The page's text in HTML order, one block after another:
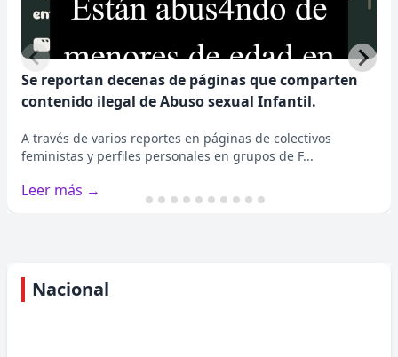
Se reportan decenas de páginas que comparten
contenido ilegal de Abuso sexual Infantil.
A través de varios reportes en páginas de colectivos
feministas y perfiles personales en grupos de F...
Leer más →
Nacional
"𝗦𝗼𝘆 𝗟𝘂𝗻𝗮" 𝗰𝗼𝗻 𝘂𝗻𝗮 𝗻𝘂𝗲𝘃𝗮
▪️𝙆𝙖𝙧𝙤𝙡 𝙎𝙚𝙫𝙞𝙡𝙡𝙖, 𝙈𝙞𝙘𝙝𝙖𝙚𝙡 𝙍𝙤𝙣𝙙𝙖 𝙮 𝙍𝙪𝙜𝙜𝙚𝙧𝙤